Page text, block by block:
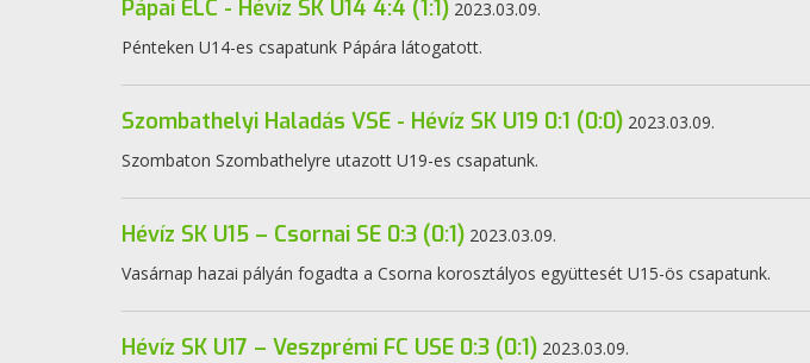
Pápai ELC - Hévíz SK U14 4:4 (1:1) 2023.03.09.
Pénteken U14-es csapatunk Pápára látogatott.
Szombathelyi Haladás VSE - Hévíz SK U19 0:1 (0:0) 2023.03.09.
Szombaton Szombathelyre utazott U19-es csapatunk.
Hévíz SK U15 – Csornai SE 0:3 (0:1) 2023.03.09.
Vasárnap hazai pályán fogadta a Csorna korosztályos együttesét U15-ös csapatunk.
Hévíz SK U17 – Veszprémi FC USE 0:3 (0:1) 2023.03.09.